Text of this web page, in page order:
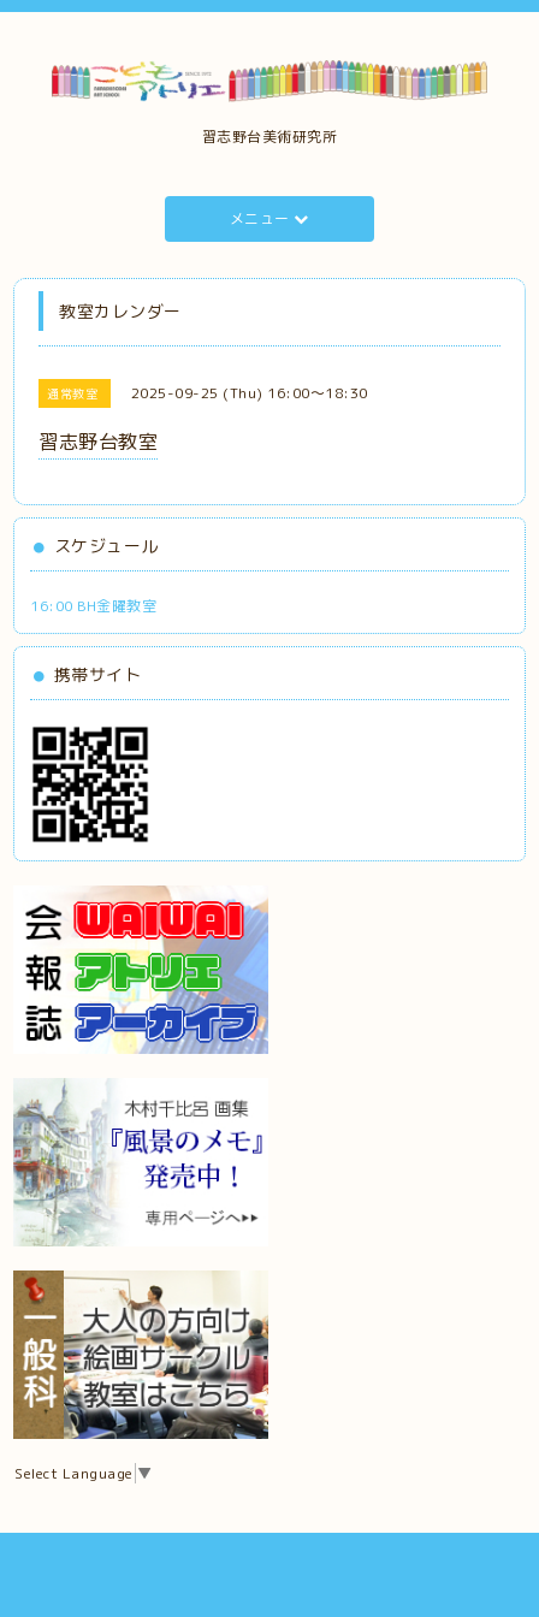
習志野台美術研究所
メニュー
教室カレンダー
通常教室 2025-09-25 (Thu) 16:00～18:30
習志野台教室
スケジュール
16:00 BH金曜教室
携帯サイト
Select Language ▼